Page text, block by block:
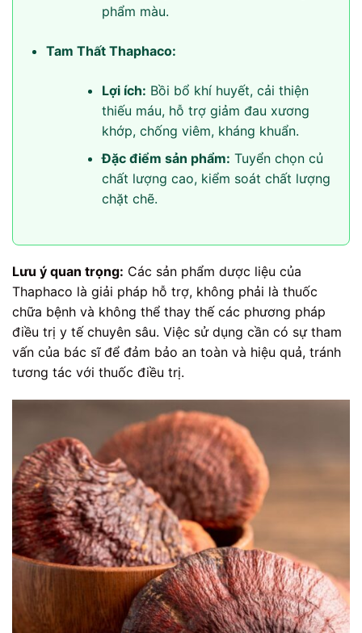
phẩm màu.
Tam Thất Thaphaco:
Lợi ích: Bồi bổ khí huyết, cải thiện
thiếu máu, hỗ trợ giảm đau xương
khớp, chống viêm, kháng khuẩn.
Đặc điểm sản phẩm: Tuyển chọn củ
chất lượng cao, kiểm soát chất lượng
chặt chẽ.
Lưu ý quan trọng: Các sản phẩm dược liệu của
Thaphaco là giải pháp hỗ trợ, không phải là thuốc
chữa bệnh và không thể thay thế các phương pháp
điều trị y tế chuyên sâu. Việc sử dụng cần có sự tham
vấn của bác sĩ để đảm bảo an toàn và hiệu quả, tránh
tương tác với thuốc điều trị.